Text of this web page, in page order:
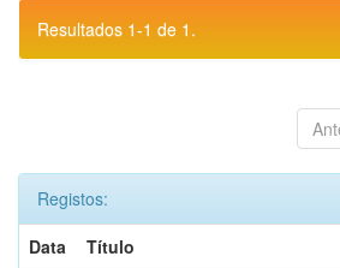
Resultados 1-1 de 1.
Registos:
Data
Título